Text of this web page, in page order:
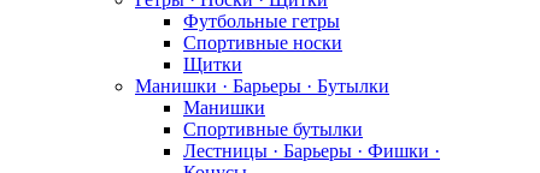
Футбольные гетры
Спортивные носки
Щитки
Манишки · Барьеры · Бутылки
Манишки
Спортивные бутылки
Лестницы · Барьеры · Фишки ·